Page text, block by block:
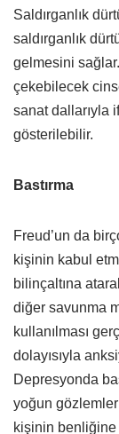
Saldırganlık
saldırganlık
gelmesini
çekebilecek
sanat dallarıyla
gösterilebilir.
Bastırma
Freud’un da
kişinin kabul
bilinçaltına
diğer savunma
kullanılması
dolayısıyla
Depresyonda
yoğun
kişinin benliğine